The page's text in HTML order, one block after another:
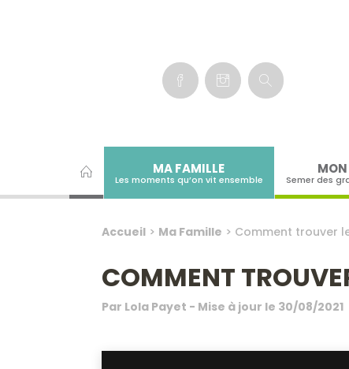
MA FAMILLE
Les moments qu’on vit ensemble Semer des
Accueil> Ma Famille > Comment trouver
COMMENT
Par Lola Payet - Mise à jour le 30/08/2021